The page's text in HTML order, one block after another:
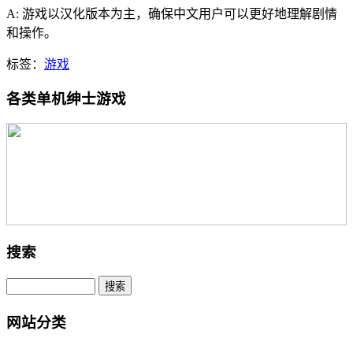
A: 游戏以汉化版本为主，确保中文用户可以更好地理解剧情
和操作。
标签： 游戏
各类单机绅士游戏
搜索
网站分类